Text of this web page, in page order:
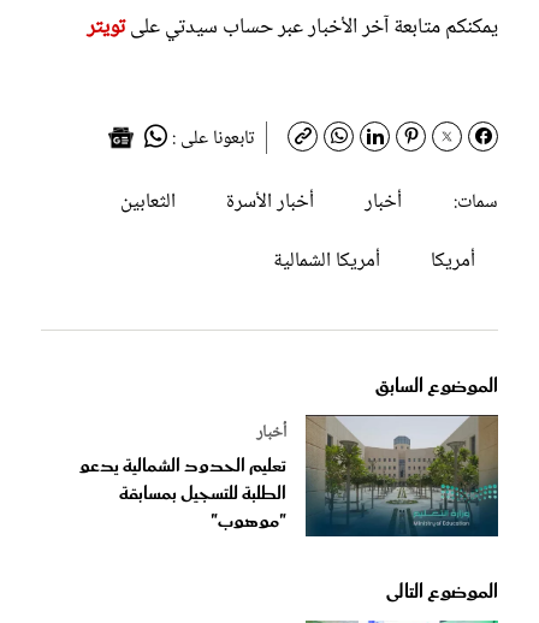
يمكنكم متابعة آخر الأخبار عبر حساب سيدتي علىتويتر
تابعونا على :
سمات:
أخبار أخبار الأسرة
الثعابين
أمريكا
أمريكا الشمالية
الموضوع السابق
أخبار
تعليم الحدود الشمالية يدعو
الطلبة للتسجيل بمسابقة
"موهوب"
الموضوع التالى